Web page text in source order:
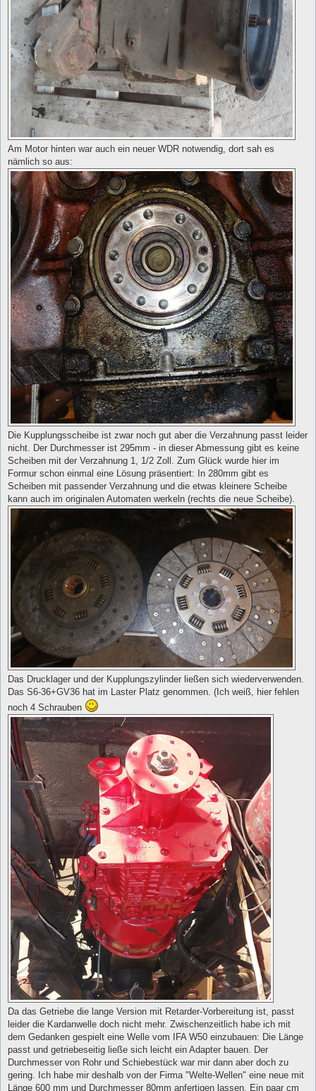
Am Motor hinten war auch ein neuer WDR notwendig, dort sah es
nämlich so aus:
Die Kupplungsscheibe ist zwar noch gut aber die Verzahnung passt leider
nicht. Der Durchmesser ist 295mm - in dieser Abmessung gibt es keine
Scheiben mit der Verzahnung 1, 1/2 Zoll. Zum Glück wurde hier im
Formur schon einmal eine Lösung präsentiert: In 280mm gibt es
Scheiben mit passender Verzahnung und die etwas kleinere Scheibe
kann auch im originalen Automaten werkeln (rechts die neue Scheibe).
Das Drucklager und der Kupplungszylinder ließen sich wiederverwenden.
Das S6-36+GV36 hat im Laster Platz genommen. (Ich weiß, hier fehlen
noch 4 Schrauben
Da das Getriebe die lange Version mit Retarder-Vorbereitung ist, passt
leider die Kardanwelle doch nicht mehr. Zwischenzeitlich habe ich mit
dem Gedanken gespielt eine Welle vom IFA W50 einzubauen: Die Länge
passt und getriebeseitig ließe sich leicht ein Adapter bauen. Der
Durchmesser von Rohr und Schiebestück war mir dann aber doch zu
gering. Ich habe mir deshalb von der Firma "Welte-Wellen" eine neue mit
Länge 600 mm und Durchmesser 80mm anfertigen lassen. Ein paar cm